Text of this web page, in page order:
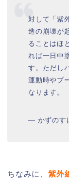
対して「紫
造の崩壊が
ることはほ
れば一日中
す。ただし
運動時やプ
なります。
— かずのす
ちなみに、 紫外